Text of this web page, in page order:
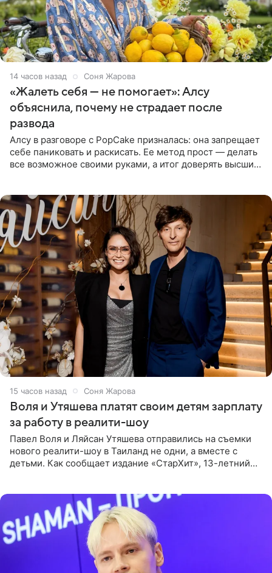
14 часов назад Соня Жарова
«Жалеть себя — не помогает»: Алсу
объяснила, почему не страдает после
развода
Алсу в разговоре с PopCake призналась: она запрещает
себе паниковать и раскисать. Ее метод прост — делать
все возможное своими руками, а итог доверять высшим
15 часов назад Соня Жарова
Воля и Утяшева платят своим детям зарплату
за работу в реалити-шоу
Павел Воля и Ляйсан Утяшева отправились на съемки
нового реалити-шоу в Таиланд не одни, а вместе с
детьми. Как сообщает издание «СтарХит», 13-летний